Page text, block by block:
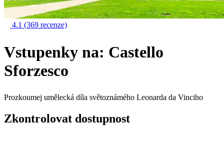
4.1 (369 recenze)
Vstupenky na: Castello
Sforzesco
Prozkoumej umělecká díla světoznámého Leonarda da Vinciho
Zkontrolovat dostupnost